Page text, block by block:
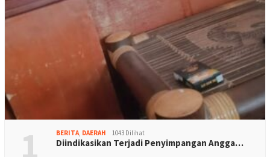
1 BERITA, DAERAH 1043 Dilihat
Diindikasikan Terjadi Penyimpangan Angga…